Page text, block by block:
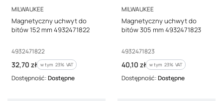
PRODUCENT
MILWAUKEE
Magnetyczny uchwyt do
bitów 152 mm 4932471822
Kod producenta
4932471822
Cena brutto
32,70 zł w tym %s VAT
w tym 23% VAT
Dostępność:Dostępne
PRODUCENT
MILWAUKEE
Magnetyczny uchwyt do
bitów 305 mm 4932471823
Kod producenta
4932471823
Cena brutto
40,10 zł w tym %s VAT
w tym 23% VAT
Dostępność:Dostępne